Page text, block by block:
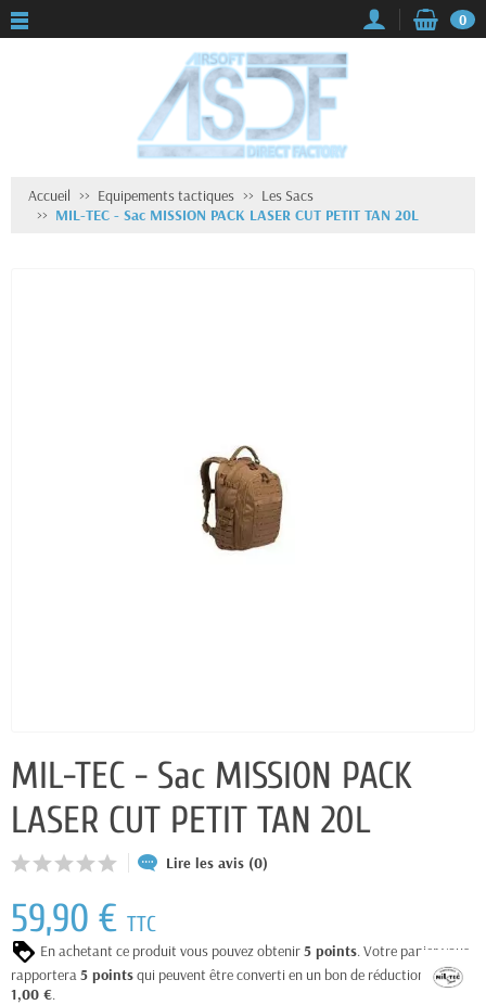
0
Accueil Equipements tactiques
Les Sacs
MIL-TEC - Sac MISSION PACK LASER CUT PETIT TAN 20L
MIL-TEC - Sac MISSION PACK
LASER CUT PETIT TAN 20L
Lire les avis (0)
59,90 € TTC
En achetant ce produit vous pouvez obtenir5 points. Votre panier vous
rapportera5 pointsqui peuvent être converti en un bon de réduction de
1,00 €.